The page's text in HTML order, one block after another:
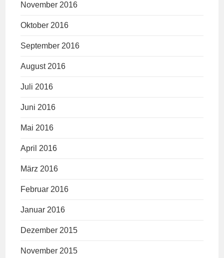
November 2016
Oktober 2016
September 2016
August 2016
Juli 2016
Juni 2016
Mai 2016
April 2016
März 2016
Februar 2016
Januar 2016
Dezember 2015
November 2015